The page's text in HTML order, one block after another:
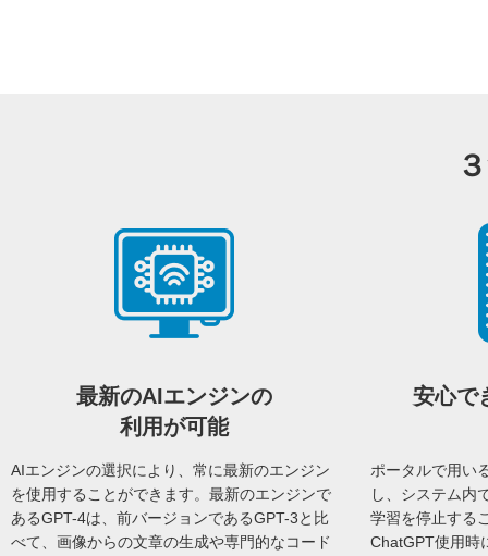
最新のAIエンジンの
利用が可能
AIエンジンの選択により、常に最新のエンジン
を使用することができます。最新のエンジンで
あるGPT-4は、前バージョンであるGPT-3と比
べて、画像からの文章の生成や専門的なコード
安心で
ポータルで用い
し、システム内
学習を停止する
ChatGPT使用時